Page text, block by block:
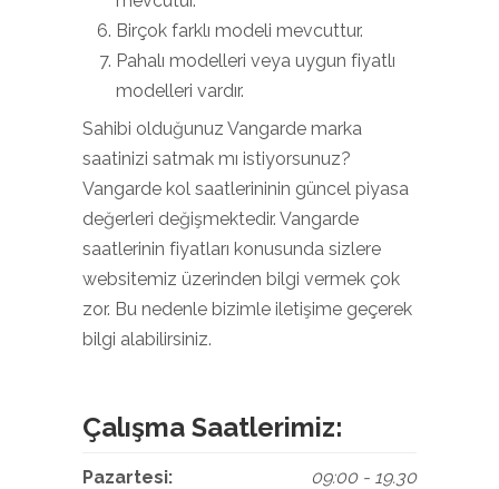
Birçok farklı modeli mevcuttur.
Pahalı modelleri veya uygun fiyatlı
modelleri vardır.
Sahibi olduğunuz Vangarde marka
saatinizi satmak mı istiyorsunuz?
Vangarde kol saatlerininin güncel piyasa
değerleri değişmektedir. Vangarde
saatlerinin fiyatları konusunda sizlere
websitemiz üzerinden bilgi vermek çok
zor. Bu nedenle bizimle iletişime geçerek
bilgi alabilirsiniz.
Çalışma Saatlerimiz:
Pazartesi:
09:00 - 19.30